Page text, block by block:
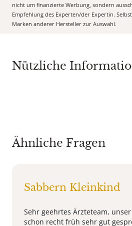
nicht um finanzierte Werbung, sondern
Empfehlung des Experten/der Expertin.
Marken anderer Hersteller zur Auswahl.
Nützliche
Ähnliche Fragen
Sabbern Kleinkind
Sehr geehrtes Ärzteteam,
schon recht früh sehr gut